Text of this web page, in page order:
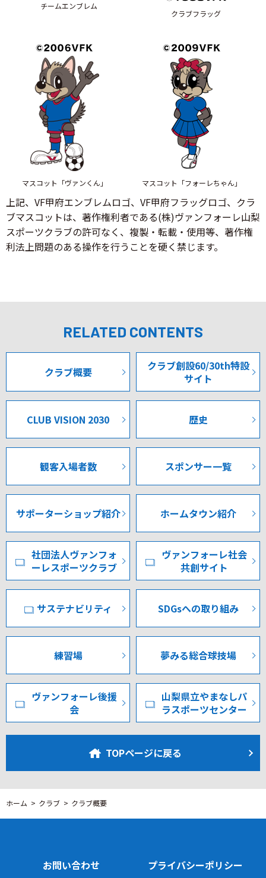
チームエンブレム
クラブフラッグ
マスコット「ヴァンくん」 マスコット「フォーレちゃん」
上記、VF甲府エンブレムロゴ、VF甲府フラッグロゴ、クラ
ブマスコットは、著作権利者である(株)ヴァンフォーレ山梨
スポーツクラブの許可なく、複製・転載・使用等、著作権
利法上問題のある操作を行うことを硬く禁じます。
RELATED CONTENTS
クラブ概要
クラブ創設60/30th特設
サイト
CLUB VISION 2030 歴史
観客入場者数 スポンサー一覧
サポーターショップ紹介 ホームタウン紹介
社団法人ヴァンフォ
ーレスポーツクラブ
ヴァンフォーレ社会
共創サイト
サステナビリティ SDGsへの取り組み
練習場 夢みる総合球技場
ヴァンフォーレ後援
会
山梨県立やまなしパ
ラスポーツセンター
TOPページに戻る
ホーム クラブ クラブ概要
お問い合わせ プライバシーポリシー